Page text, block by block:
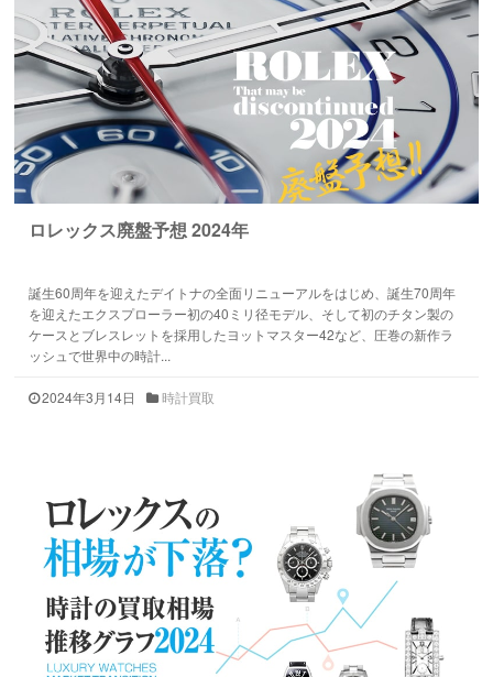
ロレックス廃盤予想 2024年
誕生60周年を迎えたデイトナの全面リニューアルをはじめ、誕生70周年
を迎えたエクスプローラー初の40ミリ径モデル、そして初のチタン製の
ケースとブレスレットを採用したヨットマスター42など、圧巻の新作ラ
ッシュで世界中の時計...
2024年3月14日 時計買取